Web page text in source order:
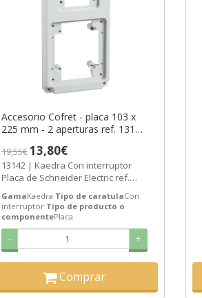
Accesorio Cofret - placa 103 x
225 mm - 2 aperturas ref. 13142
SEMANAS]
19,55€13,80€
13142 | Kaedra Con interruptor
Placa de Schneider Electric ref.
GamaKaedra Tipo de caratulaCon
interruptor Tipo de producto o
componentePlaca
- +
Comprar